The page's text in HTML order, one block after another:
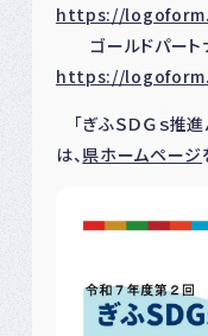
https://
ゴールドパート
https://
「ぎふＳＤＧｓ推
は、県ホームページ